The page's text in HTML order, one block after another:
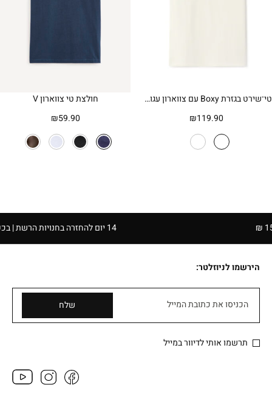
טי־שירט בגזרת Boxy עם צווארון עגול וטקסטורה – כחול
₪119.90
חולצת טי צווארון V
₪59.90
הירשמו לניוזלטר:
הכניסו את כתובת המייל שלח
תרשמו אותי לדיוור במייל